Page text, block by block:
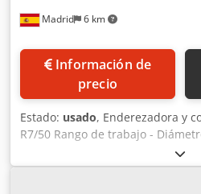
Madrid 6 km
Información de
precio
Estado: usado, Enderezadora y
R7/50 Rango de trabajo -
corte: 2000 mm - Velocidad: 19-
Diámetro: 1,5-7 mm Longitud de
19-50 m/min Cjdpfxsymcfbj Ah